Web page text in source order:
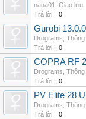
nana01
Giao lưu
Trả lời:
0
Gurobi
Drograms
Trả lời:
0
COPRA RF
Drograms
Trả lời:
0
PV Elite 28
Drograms
Trả lời:
0